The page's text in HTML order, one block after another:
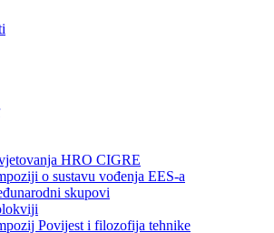
HRO CIGRE
o sustavu vođenja EES-a
skupovi
Povijest i filozofija tehnike